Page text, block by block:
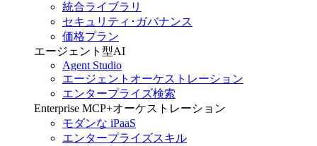
統合ライブラリ
セキュリティ･ガバナンス
価格プラン
エージェント型AI
Agent Studio
エージェントオーケストレーション
エンタープライズ検索
Enterprise MCP+オーケストレーション
モダンな iPaaS
エンタープライズスキル